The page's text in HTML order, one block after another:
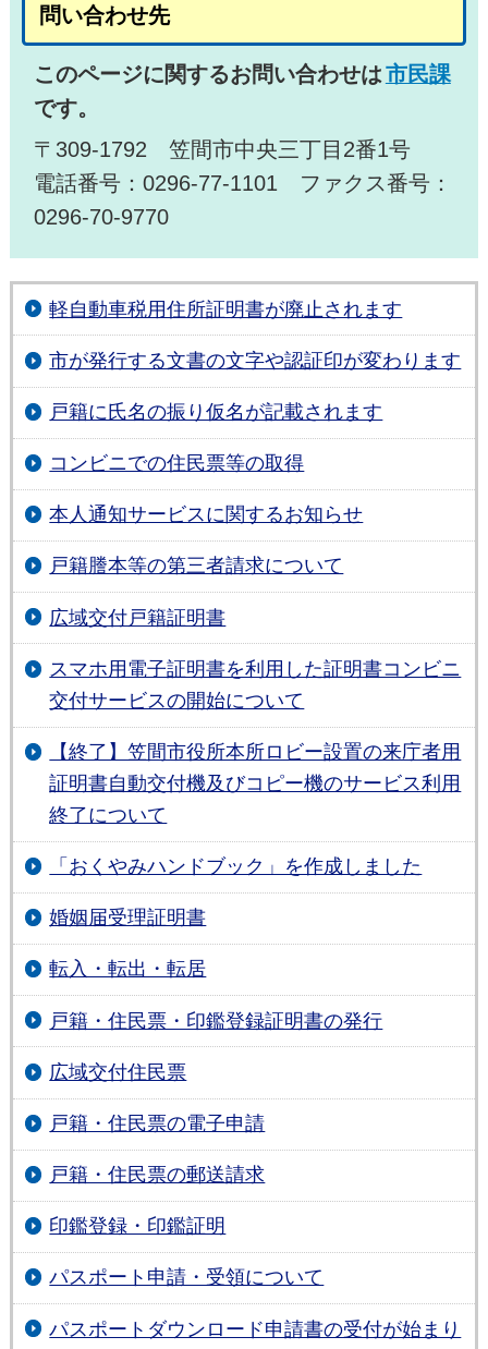
問い合わせ先
このページに関するお問い合わせは市民課
です。
〒309-1792 笠間市中央三丁目2番1号
電話番号：0296-77-1101 ファクス番号：
0296-70-9770
軽自動車税用住所証明書が廃止されます
市が発行する文書の文字や認証印が変わります
戸籍に氏名の振り仮名が記載されます
コンビニでの住民票等の取得
本人通知サービスに関するお知らせ
戸籍謄本等の第三者請求について
広域交付戸籍証明書
スマホ用電子証明書を利用した証明書コンビニ
交付サービスの開始について
【終了】笠間市役所本所ロビー設置の来庁者用
証明書自動交付機及びコピー機のサービス利用
終了について
「おくやみハンドブック」を作成しました
婚姻届受理証明書
転入・転出・転居
戸籍・住民票・印鑑登録証明書の発行
広域交付住民票
戸籍・住民票の電子申請
戸籍・住民票の郵送請求
印鑑登録・印鑑証明
パスポート申請・受領について
パスポートダウンロード申請書の受付が始まり